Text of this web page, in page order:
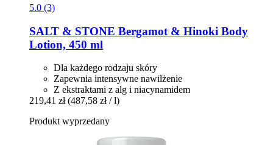
5.0 (3)
SALT & STONE Bergamot & Hinoki Body
Lotion, 450 ml
Dla każdego rodzaju skóry
Zapewnia intensywne nawilżenie
Z ekstraktami z alg i niacynamidem
219,41 zł (487,58 zł / l)
Produkt wyprzedany